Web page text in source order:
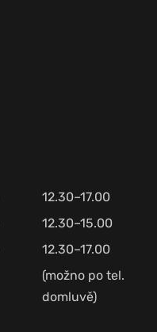
12.30–17.00
12.30–15.00
12.30–17.00
(možno po tel.
domluvě)